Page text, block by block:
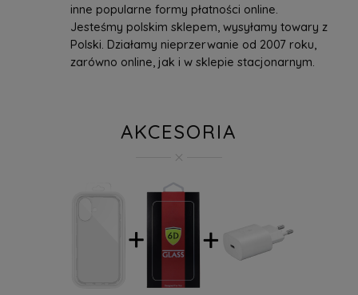
inne popularne formy płatności online.
Jesteśmy polskim sklepem, wysyłamy towary z
Polski. Działamy nieprzerwanie od 2007 roku,
zarówno online, jak i w sklepie stacjonarnym.
AKCESORIA